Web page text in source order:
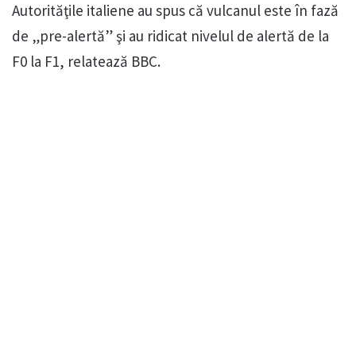
Autorităţile italiene au spus că vulcanul este în fază
de „pre-alertă” şi au ridicat nivelul de alertă de la
F0 la F1, relatează BBC.